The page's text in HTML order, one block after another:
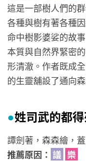
這是一部樹人們的
各種與樹有著各種
命中樹影婆娑的故
本質與自然界緊密
形清澈。作者既成
的生靈舖設了通向
●姓司武的都
譚劍著，森森繪，
推薦原因： 議 樂